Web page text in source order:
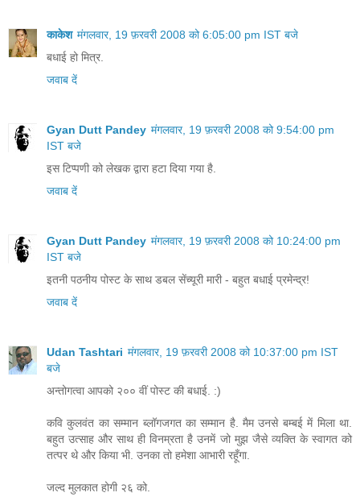
काकेश मंगलवार, 19 फ़रवरी 2008 को 6:05:00 pm IST बजे
बधाई हो मित्र.
जवाब दें
Gyan Dutt Pandey मंगलवार, 19 फ़रवरी 2008 को 9:54:00 pm
IST बजे
इस टिप्पणी को लेखक द्वारा हटा दिया गया है.
जवाब दें
Gyan Dutt Pandey मंगलवार, 19 फ़रवरी 2008 को 10:24:00 pm
IST बजे
इतनी पठनीय पोस्ट के साथ डबल सेंच्यूरी मारी - बहुत बधाई प्रमेन्द्र!
जवाब दें
Udan Tashtari मंगलवार, 19 फ़रवरी 2008 को 10:37:00 pm IST
बजे
अन्‍तोगत्‍वा आपको २०० वीं पोस्ट की बधाई. :)
कवि कुलवंत का सम्मान ब्लॉगजगत का सम्मान है. मैम उनसे बम्बई में मिला था.
बहुत उत्साह और साथ ही विनम्रता है उनमें जो मुझ जैसे व्यक्ति के स्वागत को
तत्पर थे और किया भी. उनका तो हमेशा आभारी रहूँगा.
जल्द मुलकात होगी २६ को.